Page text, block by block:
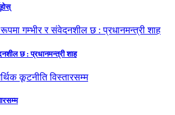
छ : प्रधानमन्त्री शाह